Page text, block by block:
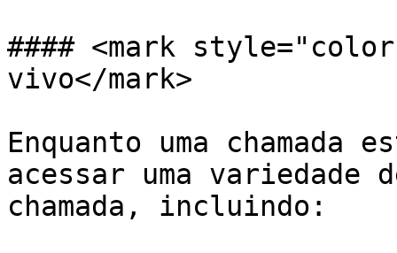
#### <mark
vivo</mark>
Enquanto uma
acessar uma variedade
chamada, incluindo: